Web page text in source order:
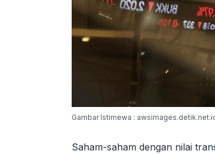
Gambar Istimewa :
Saham-saham dengan nilai